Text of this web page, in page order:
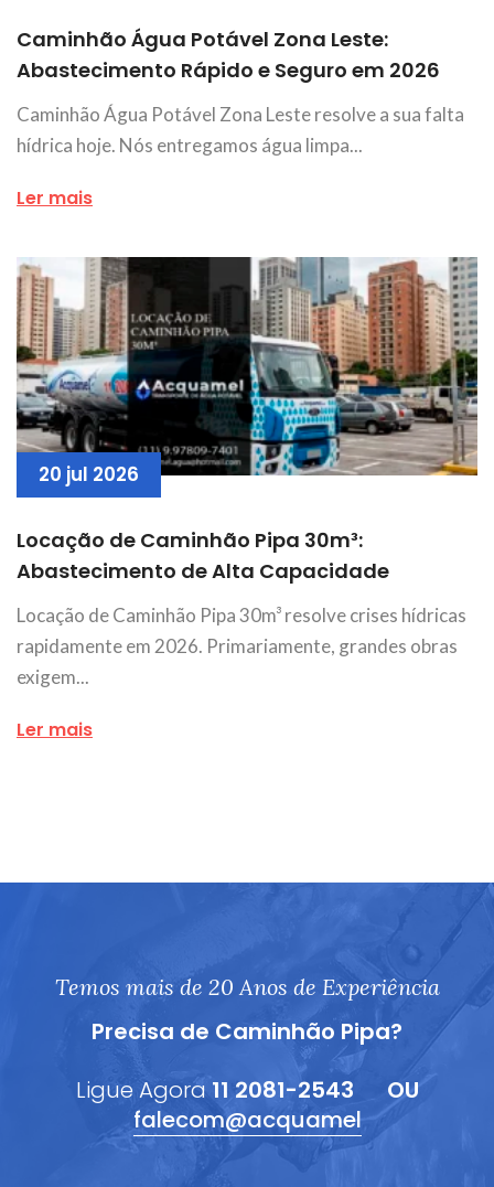
Caminhão Água Potável Zona Leste:
Abastecimento Rápido e Seguro em 2026
Caminhão Água Potável Zona Leste resolve a sua falta
hídrica hoje. Nós entregamos água limpa...
Ler mais
20 jul 2026
Locação de Caminhão Pipa 30m³:
Abastecimento de Alta Capacidade
Locação de Caminhão Pipa 30m³ resolve crises hídricas
rapidamente em 2026. Primariamente, grandes obras
exigem...
Ler mais
Temos mais de 20 Anos de Experiência
Precisa de Caminhão Pipa?
Ligue Agora 11 2081-2543
OU
falecom@acquamel